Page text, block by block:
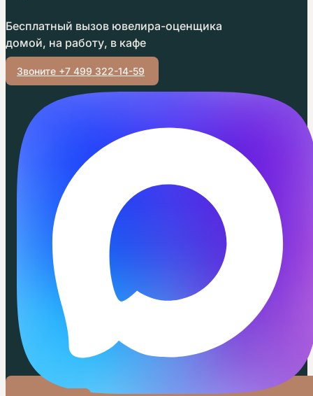
Бесплатный вызов ювелира-оценщика
домой, на работу, в кафе
Звоните +7 499 322-14-59